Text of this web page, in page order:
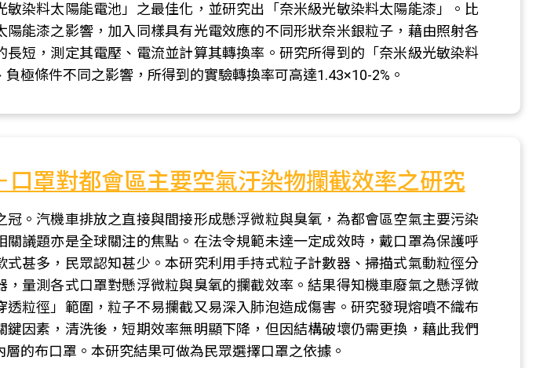
敏染料太陽能電池」之最佳化，並研究出「奈米級光敏染料太陽能漆」。比
陽能漆之影響，加入同樣具有光電效應的不同形狀奈米銀粒子，藉由照射各
長短，測定其電壓、電流並計算其轉換率。研究所得到的「奈米級光敏染料
極條件不同之影響，所得到的實驗轉換率可高達1.43×10-2%。
口罩對都會區主要空氣汙染物攔截效率之研究
冠。汽機車排放之直接與間接形成懸浮微粒與臭氧，為都會區空氣主要污染
關議題亦是全球關注的焦點。在法令規範未達一定成效時，戴口罩為保護呼
式甚多，民眾認知甚少。本研究利用手持式粒子計數器、掃描式氣動粒徑分
，量測各式口罩對懸浮微粒與臭氧的攔截效率。結果得知機車廢氣之懸浮微
透粒徑」範圍，粒子不易攔截又易深入肺泡造成傷害。研究發現熔噴不織布
鍵因素，清洗後，短期效率無明顯下降，但因結構破壞仍需更換，藉此我們
的布口罩。本研究結果可做為民眾選擇口罩之依據。